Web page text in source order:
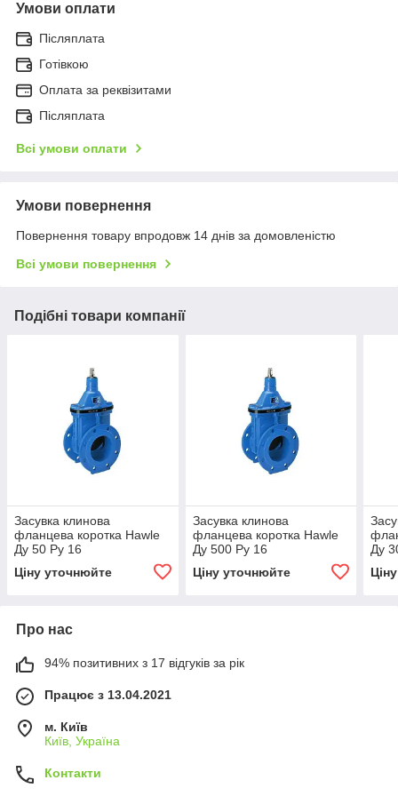
Умови оплати
Післяплата
Готівкою
Оплата за реквізитами
Післяплата
Всі умови оплати
Умови повернення
Повернення товару впродовж 14 днів за домовленістю
Всі умови повернення
Подібні товари компанії
Засувка клинова
фланцева коротка Hawle
Ду 50 Ру 16
Ціну уточнюйте
Засувка клинова
фланцева коротка Hawle
Ду 500 Ру 16
Ціну уточнюйте
Ду
Про нас
94% позитивних з 17 відгуків за рік
Працює з 13.04.2021
м. Київ
Київ, Україна
Контакти